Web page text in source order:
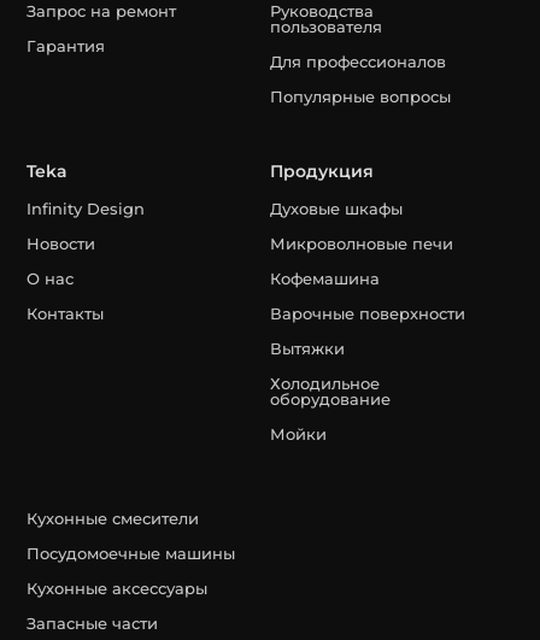
Запрос на ремонт
Гарантия
Руководства
пользователя
Для профессионалов
Популярные вопросы
Teka
Infinity Design
Новости
О нас
Контакты
Продукция
Духовые шкафы
Микроволновые печи
Кофемашина
Варочные поверхности
Вытяжки
Холодильное
оборудование
Мойки
Кухонные смесители
Посудомоечные машины
Кухонные аксессуары
Запасные части